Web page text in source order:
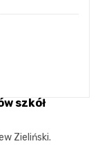
szkół
Zieliński.